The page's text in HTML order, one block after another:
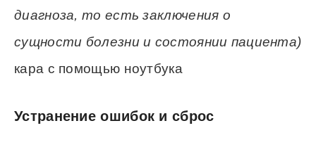
диагноза, то есть заключения о
сущности болезни и состоянии пациента)
кара с помощью ноутбука
Устранение ошибок и сброс